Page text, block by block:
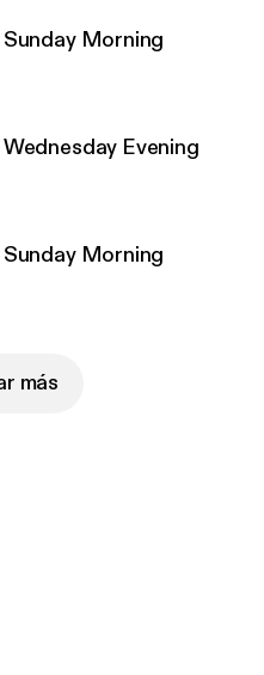
Morning
Evening
Morning
más